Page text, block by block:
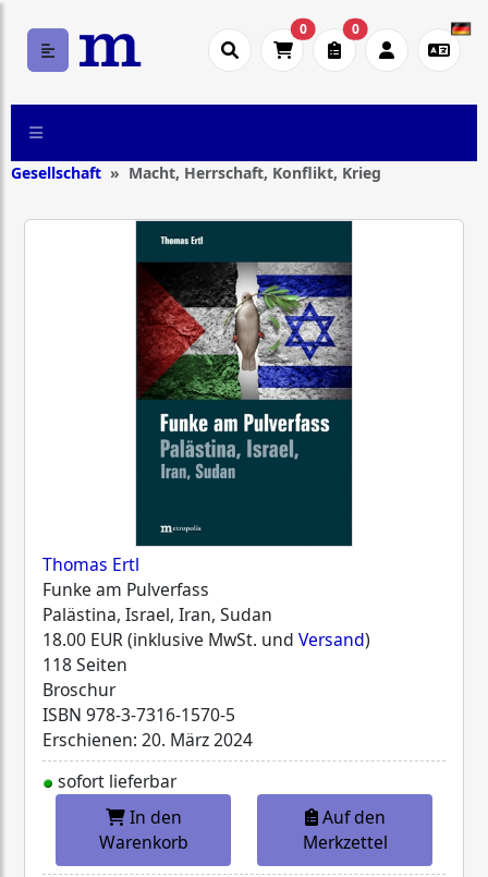
0 0
Gesellschaft Macht, Herrschaft, Konflikt, Krieg
Thomas Ertl
Funke am Pulverfass
Palästina, Israel, Iran, Sudan
18.00 EUR (inklusive MwSt. und Versand)
118 Seiten
Broschur
ISBN 978-3-7316-1570-5
Erschienen: 20. März 2024
sofort lieferbar
In den
Warenkorb
Auf den
Merkzettel